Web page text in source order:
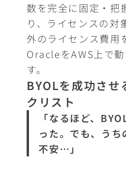
数を完全に固定・把
り、ライセンスの対
外のライセンス費用
OracleをAWS上で
す。
BYOLを成功させ
クリスト
「なるほど、
った。でも、う
不安…」